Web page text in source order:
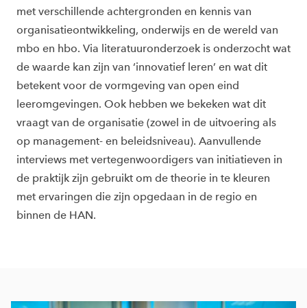
met verschillende achtergronden en kennis van
organisatieontwikkeling, onderwijs en de wereld van
mbo en hbo. Via literatuuronderzoek is onderzocht wat
de waarde kan zijn van ‘innovatief leren’ en wat dit
betekent voor de vormgeving van open eind
leeromgevingen. Ook hebben we bekeken wat dit
vraagt van de organisatie (zowel in de uitvoering als
op management- en beleidsniveau). Aanvullende
interviews met vertegenwoordigers van initiatieven in
de praktijk zijn gebruikt om de theorie in te kleuren
met ervaringen die zijn opgedaan in de regio en
binnen de HAN.